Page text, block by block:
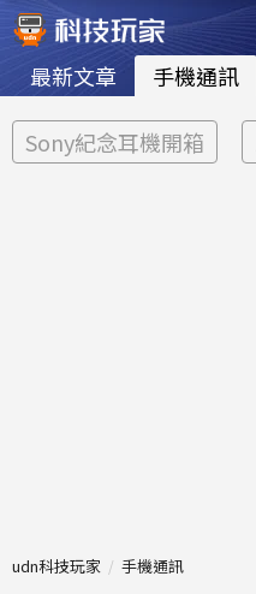
最新文章 手機通訊
Sony紀念耳機開箱
udn科技玩家 手機通訊